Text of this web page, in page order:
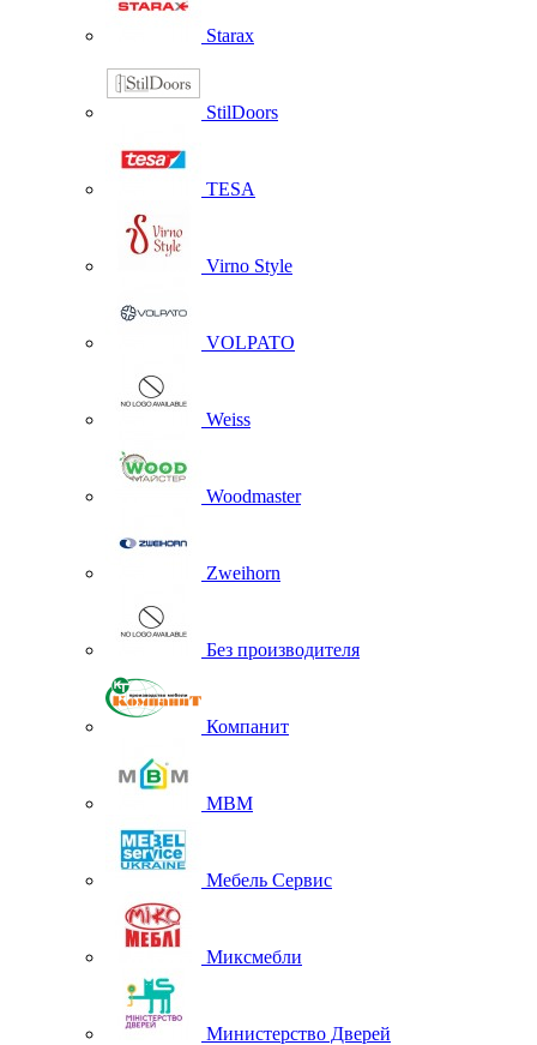
Starax
StilDoors
TESA
Virno Style
VOLPATO
Weiss
Woodmaster
Zweihorn
Без производителя
Компанит
МВМ
Мебель Сервис
Миксмебли
Министерство Дверей